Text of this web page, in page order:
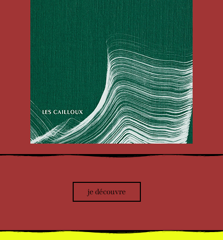
je découvre